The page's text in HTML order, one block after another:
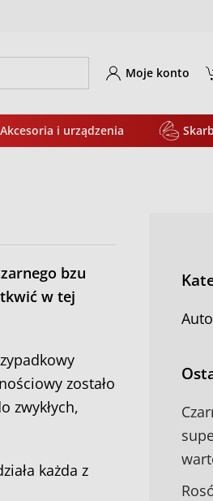
Moje konto
Akcesoria i urządzenia
— 8 ziół i przypraw,
bzu
w tej
zostało
zwykłych,
każda z